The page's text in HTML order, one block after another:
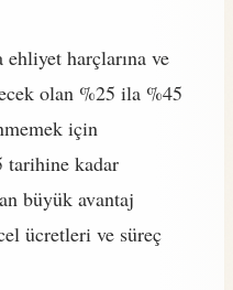
ehliyet harçlarına ve
olan %25 ila %45
için
tarihine kadar
büyük avantaj
ücretleri ve süreç